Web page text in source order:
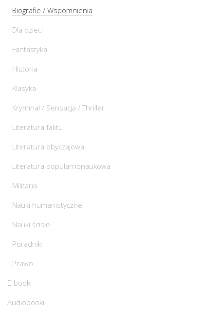
Biografie / Wspomnienia
Dla dzieci
Fantastyka
Historia
Klasyka
Kryminał / Sensacja / Thriller
Literatura faktu
Literatura obyczajowa
Literatura popularnonaukowa
Militaria
Nauki humanistyczne
Nauki ścisłe
Poradniki
Prawo
E-booki
Audiobooki